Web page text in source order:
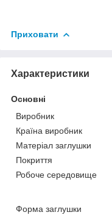
Приховати
Характеристики
Основні
Виробник
Країна виробник
Матеріал заглушки
Покриття
Робоче середовище
Форма заглушки